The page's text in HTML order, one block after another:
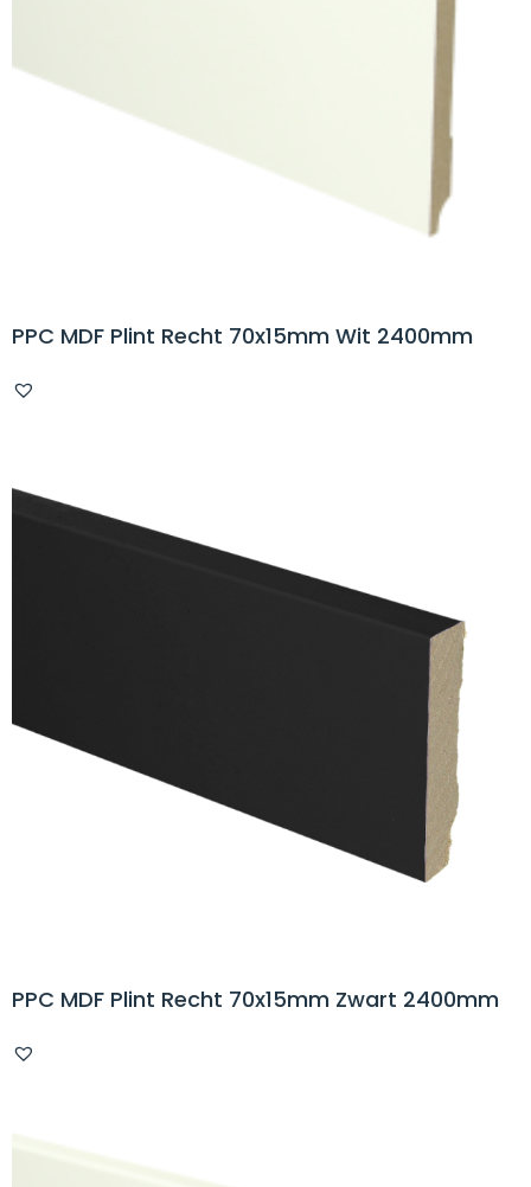
PPC MDF Plint Recht 70x15mm Wit 2400mm
PPC MDF Plint Recht 70x15mm Zwart 2400mm